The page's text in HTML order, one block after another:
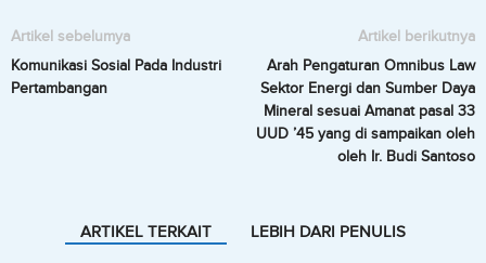
Artikel sebelumya
Komunikasi Sosial Pada Industri
Pertambangan
Artikel berikutnya
Arah Pengaturan Omnibus Law
Sektor Energi dan Sumber Daya
Mineral sesuai Amanat pasal 33
UUD ’45 yang di sampaikan oleh
oleh Ir. Budi Santoso
ARTIKEL TERKAIT LEBIH DARI PENULIS